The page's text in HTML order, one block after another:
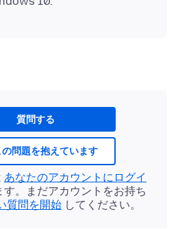
質問する
問題を抱えています
あなたのアカウントにログイ
。まだアカウントをお持ち
質問を開始 してください。